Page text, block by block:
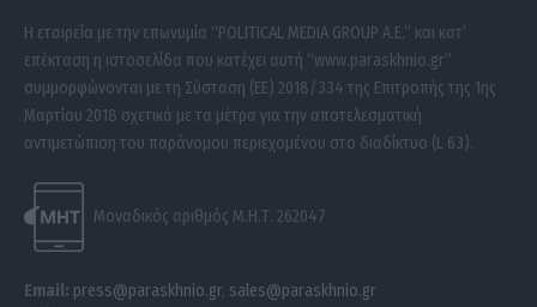
Η εταιρεία με την επωνυμία “POLITICAL MEDIA GROUP A.E.” και κατ’
επέκταση η ιστοσελίδα που κατέχει αυτή “www.paraskhnio.gr”
συμμορφώνονται με τη Σύσταση (ΕΕ) 2018/334 της Επιτροπής της 1ης
Μαρτίου 2018 σχετικά με τα μέτρα για την αποτελεσματική
αντιμετώπιση του παράνομου περιεχομένου στο διαδίκτυο (L 63).
Μοναδικός αριθμός Μ.Η.Τ. 262047
Email: press@paraskhnio.gr, sales@paraskhnio.gr